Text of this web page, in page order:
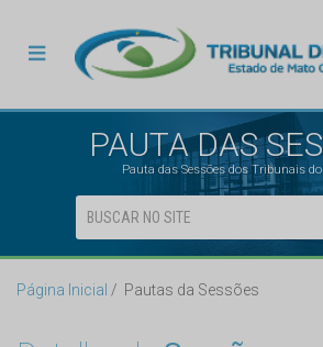
PAUTA DAS
Pauta das Sessões dos Tribunais
Página Inicial Pautas da Sessões